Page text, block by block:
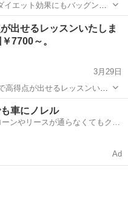
イエット効果にもバッグンな
ケ
出せるレッスンいたしま
7700～。
3月29日
高得点が出せるレッスンいた
ケの点数が悪い、カラオケが
。無料体験も募集中です。
車にノレル
ンやリースが通らなくてもクル
Ad